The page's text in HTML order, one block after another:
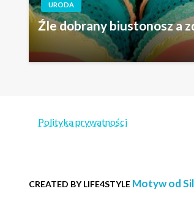
URODA
Źle dobrany biustonosz a
Polityka prywatności
CREATED BY LIFE4STYLE Motyw od